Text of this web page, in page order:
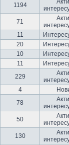
1194
71
11
20
10
11
229
4
78
50
130